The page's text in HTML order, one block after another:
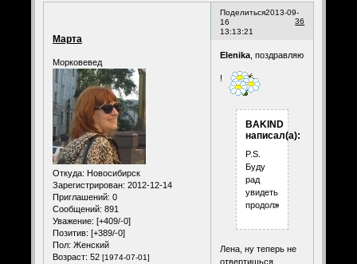
Поделиться
36
2013-09-
16
13:13:21
Марта
Морковевед
Откуда: Новосибирск
Зарегистрирован: 2012-12-14
Приглашений: 0
Сообщений: 891
Уважение: [+409/-0]
Позитив: [+389/-0]
Пол: Женский
Возраст: 52 [1974-07-01]
Elenika, поздравляю
!
BAKIND
написал(а):
P.S.
Буду
рад
увидеть
продолжение
Лена, ну теперь не
отвертишься,